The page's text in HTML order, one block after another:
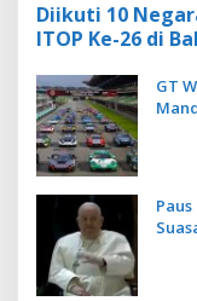
Diikuti 10
ITOP Ke-26 di
GT